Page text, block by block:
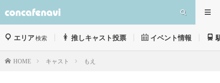
エリア検索 推しキャスト投票 イベント情報
HOME キャスト もえ